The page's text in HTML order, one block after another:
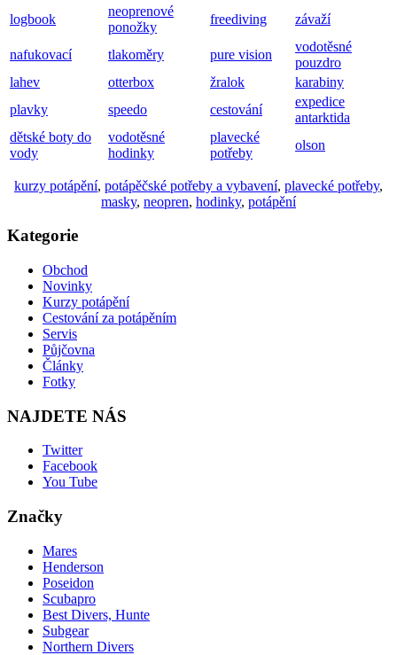
logbook
neoprenové
ponožky
freediving závaží
nafukovací tlakoměry pure vision
vodotěsné
pouzdro
lahev
otterbox žralok
karabiny
plavky
speedo cestování
expedice
antarktida
dětské boty do
vody
vodotěsné
hodinky
plavecké
potřeby
olson
kurzy potápění, potápěčské potřeby a vybavení, plavecké potřeby,
masky, neopren, hodinky, potápění
Kategorie
Obchod
Novinky
Kurzy potápění
Cestování za potápěním
Servis
Půjčovna
Články
Fotky
NAJDETE NÁS
Twitter
Facebook
You Tube
Značky
Mares
Henderson
Poseidon
Scubapro
Best Divers, Hunte
Subgear
Northern Divers